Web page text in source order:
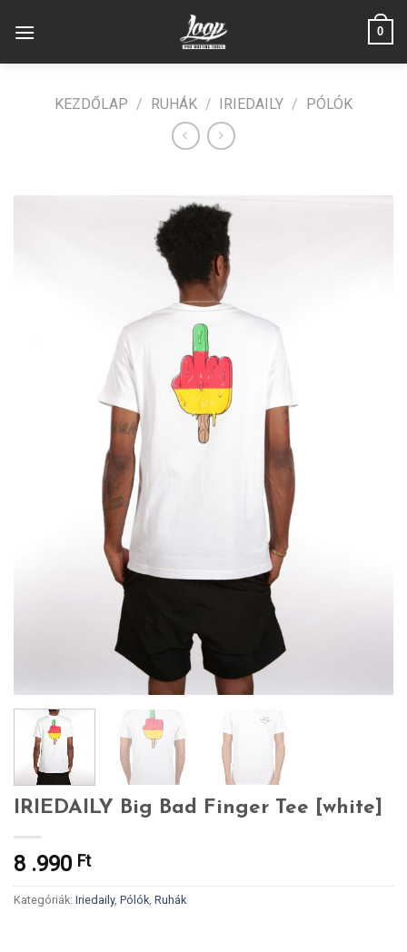
0
KEZDŐLAP / RUHÁK / IRIEDAILY / PÓLÓK
IRIEDAILY Big Bad Finger Tee [white]
8 .990 Ft
Kategóriák: Iriedaily, Pólók Ruhák